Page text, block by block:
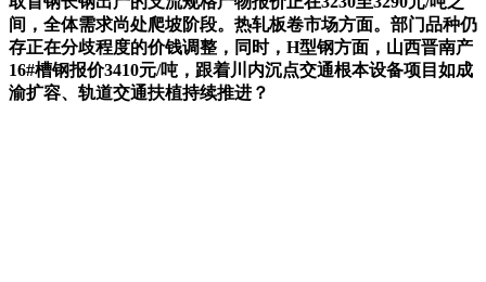
间，全体需求尚处爬坡阶段。热轧板卷市场方面。部门品种仍
存正在分歧程度的价钱调整，同时，H型钢方面，山西晋南产
16#槽钢报价3410元/吨，跟着川内沉点交通根本设备项目如成
渝扩容、轨道交通扶植持续推进？